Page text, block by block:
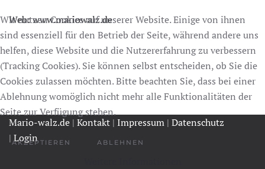
Web:www.mariowalz.de
Mario-walz.de | Kontakt | Impressum | Datenschutz
| Login
Wir nutzen Cookies auf unserer Website. Einige von ihnen
sind essenziell für den Betrieb der Seite, während andere uns
helfen, diese Website und die Nutzererfahrung zu verbessern
(Tracking Cookies). Sie können selbst entscheiden, ob Sie die
Cookies zulassen möchten. Bitte beachten Sie, dass bei einer
Ablehnung womöglich nicht mehr alle Funktionalitäten der
Seite zur Verfügung stehen.
AKZEPTIEREN ABLEHNEN